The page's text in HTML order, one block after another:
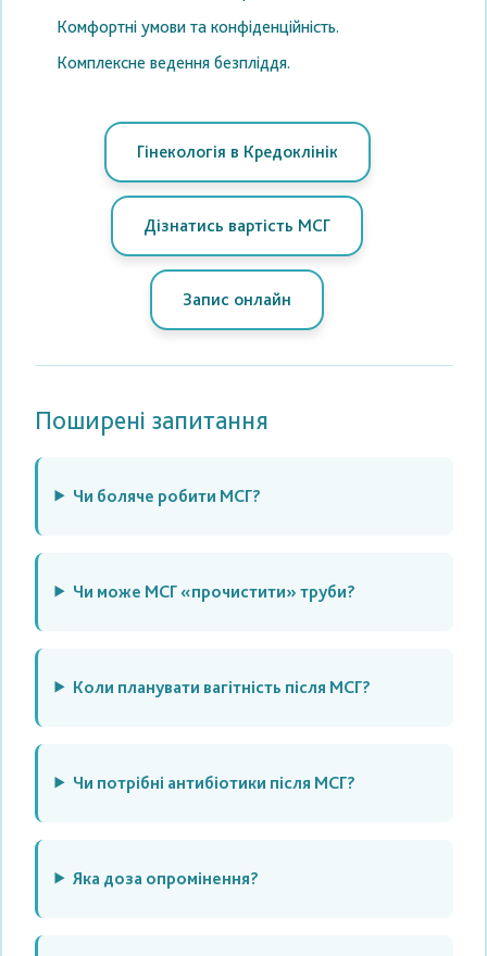
Комфортні умови та конфіденційність.
Комплексне ведення безпліддя.
Гінекологія в Кредоклінік
Дізнатись вартість МСГ
Запис онлайн
Поширені запитання
Чи боляче робити МСГ?
Чи може МСГ «прочистити» труби?
Коли планувати вагітність після МСГ?
Чи потрібні антибіотики після МСГ?
Яка доза опромінення?